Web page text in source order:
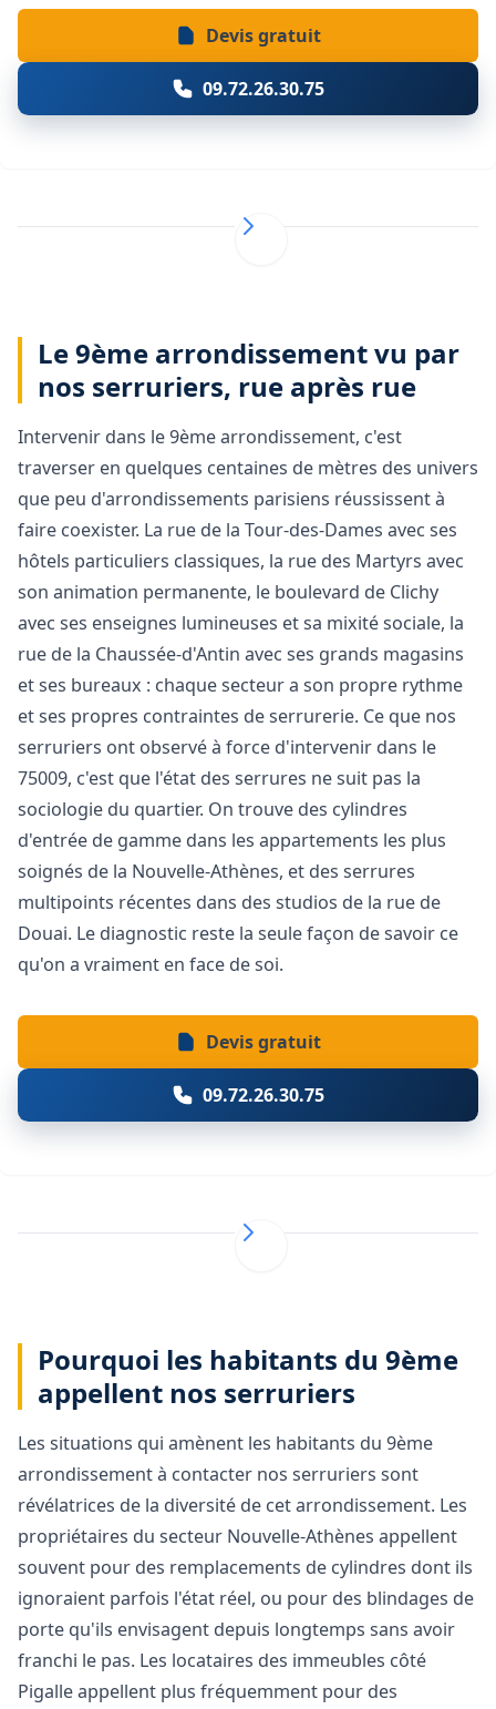
Devis gratuit
09.72.26.30.75
Le 9ème arrondissement vu par
nos serruriers, rue après rue
Intervenir dans le 9ème arrondissement, c'est
traverser en quelques centaines de mètres des univers
que peu d'arrondissements parisiens réussissent à
faire coexister. La rue de la Tour-des-Dames avec ses
hôtels particuliers classiques, la rue des Martyrs avec
son animation permanente, le boulevard de Clichy
avec ses enseignes lumineuses et sa mixité sociale, la
rue de la Chaussée-d'Antin avec ses grands magasins
et ses bureaux : chaque secteur a son propre rythme
et ses propres contraintes de serrurerie. Ce que nos
serruriers ont observé à force d'intervenir dans le
75009, c'est que l'état des serrures ne suit pas la
sociologie du quartier. On trouve des cylindres
d'entrée de gamme dans les appartements les plus
soignés de la Nouvelle-Athènes, et des serrures
multipoints récentes dans des studios de la rue de
Douai. Le diagnostic reste la seule façon de savoir ce
qu'on a vraiment en face de soi.
Devis gratuit
09.72.26.30.75
Pourquoi les habitants du 9ème
appellent nos serruriers
Les situations qui amènent les habitants du 9ème
arrondissement à contacter nos serruriers sont
révélatrices de la diversité de cet arrondissement. Les
propriétaires du secteur Nouvelle-Athènes appellent
souvent pour des remplacements de cylindres dont ils
ignoraient parfois l'état réel, ou pour des blindages de
porte qu'ils envisagent depuis longtemps sans avoir
franchi le pas. Les locataires des immeubles côté
Pigalle appellent plus fréquemment pour des